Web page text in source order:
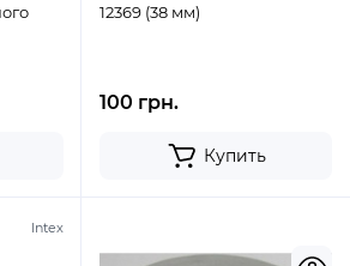
12369 (38 мм)
100 грн.
Купить
Intex